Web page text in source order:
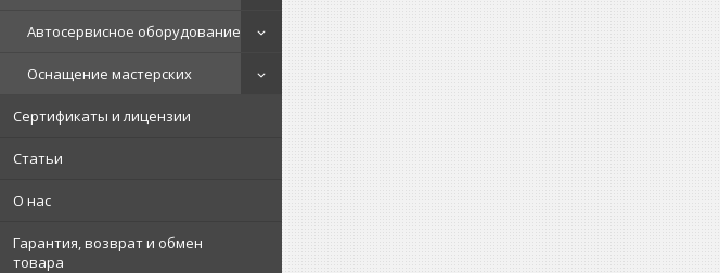
Автосервисное оборудование
Оснащение мастерских
Сертификаты и лицензии
Статьи
О нас
Гарантия, возврат и обмен
товара